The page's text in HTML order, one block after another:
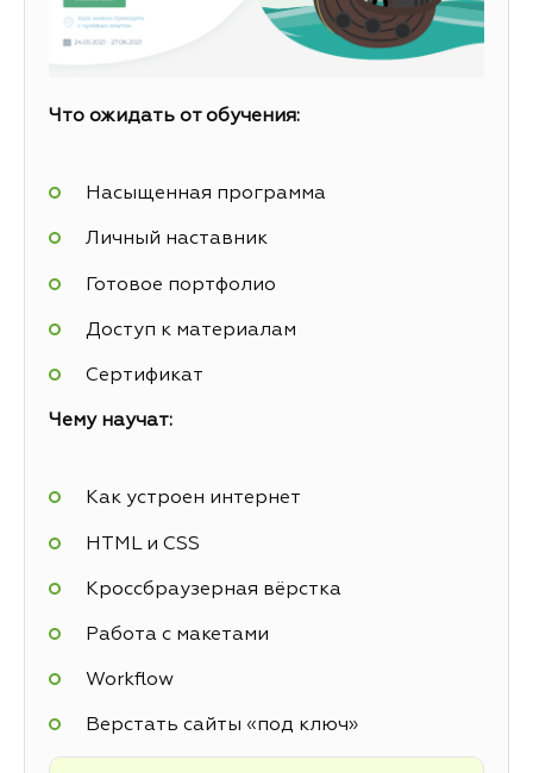
Что ожидать от обучения:
Насыщенная программа
Личный наставник
Готовое портфолио
Доступ к материалам
Сертификат
Чему научат:
Как устроен интернет
HTML и CSS
Кроссбраузерная вёрстка
Работа с макетами
Workflow
Верстать сайты «под ключ»